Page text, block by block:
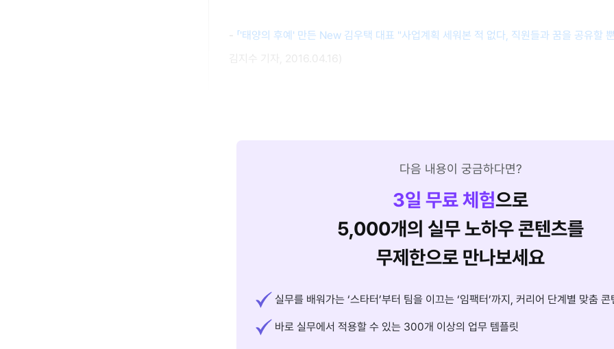
- 「'태양의 후예' 만든 New 김우택 대표 "사업계획 세워본 적 없다, 직원들과 꿈을 공유할 뿐
김지수 기자, 2016.04.16)
다음 내용이 궁금하다면?
3일 무료 체험으로
5,000개의 실무 노하우 콘텐츠를
무제한으로 만나보세요
실무를 배워가는 ‘스타터’부터 팀을 이끄는 ‘임팩터’까지, 커리어 단계별 맞춤 콘
바로 실무에서 적용할 수 있는 300개 이상의 업무 템플릿